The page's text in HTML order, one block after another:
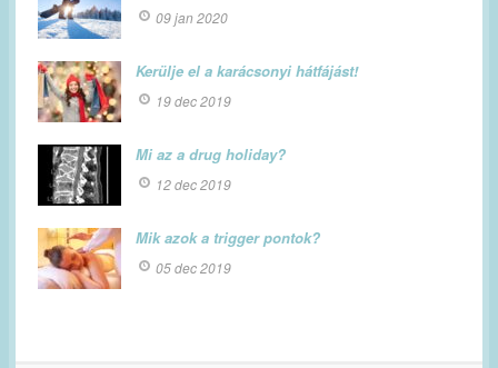
09 jan 2020
Kerülje el a karácsonyi hátfájást!
19 dec 2019
Mi az a drug holiday?
12 dec 2019
Mik azok a trigger pontok?
05 dec 2019